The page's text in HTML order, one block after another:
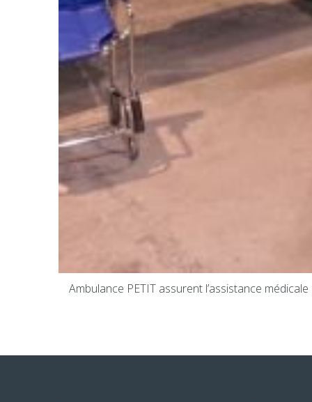
Ambulance PETIT assurent l’assistance
Avez vous une prescription médicale de
transport ?
Oui
Télécharger votre prescription médical de
transport :
Sélectionner votre fichier..